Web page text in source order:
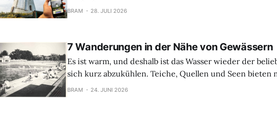
der schönsten Radregionen Europas entwickelt, mit
Obstgärten bis hin zu charmanten Dörfern
BRAM 28. JULI 2026
7 Wanderungen in der Nähe von Gewässern
Es ist warm, und deshalb ist das Wasser wieder der
sich kurz abzukühlen. Teiche, Quellen und Seen bieten
Erfrischung, sondern bilden auch die Kulisse für
BRAM 24. JUNI 2026